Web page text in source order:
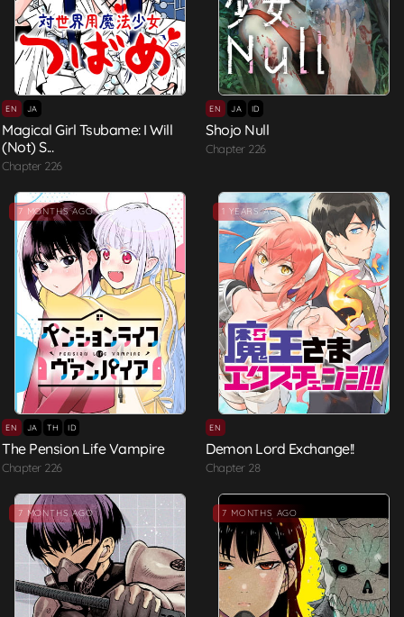
EN JA
Magical Girl Tsubame: I Will
(Not) S...
Chapter 226
EN JA ID
Shojo Null
Chapter 226
7 MONTHS AGO
EN JA TH ID
The Pension Life Vampire
Chapter 226
1 YEARS AGO
EN
Demon Lord Exchange!!
Chapter 28
7 MONTHS AGO 7 MONTHS AGO